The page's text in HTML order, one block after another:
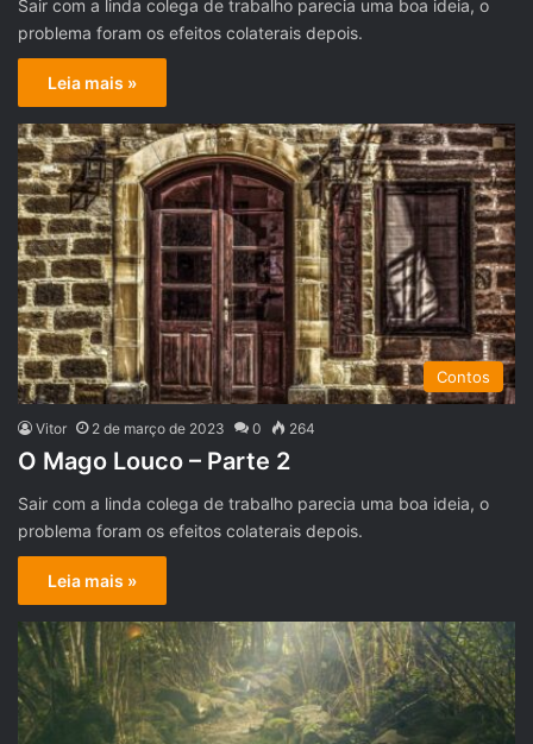
Sair com a linda colega de trabalho parecia uma boa ideia, o
problema foram os efeitos colaterais depois.
Leia mais »
Contos
Vitor 2 de março de 2023 0 264
O Mago Louco – Parte 2
Sair com a linda colega de trabalho parecia uma boa ideia, o
problema foram os efeitos colaterais depois.
Leia mais »